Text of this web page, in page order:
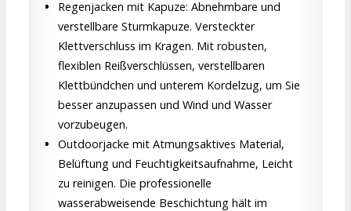
Regenjacken mit Kapuze: Abnehmbare und
verstellbare Sturmkapuze. Versteckter
Klettverschluss im Kragen. Mit robusten,
flexiblen Reißverschlüssen, verstellbaren
Klettbündchen und unterem Kordelzug, um Sie
besser anzupassen und Wind und Wasser
vorzubeugen.
Outdoorjacke mit Atmungsaktives Material,
Belüftung und Feuchtigkeitsaufnahme, Leicht
zu reinigen. Die professionelle
wasserabweisende Beschichtung hält im